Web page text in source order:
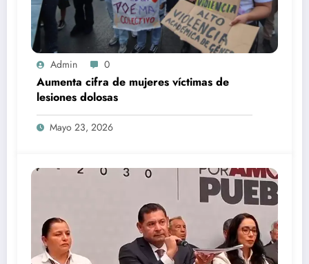
Admin 0
Aumenta cifra de mujeres víctimas de
lesiones dolosas
Mayo 23, 2026